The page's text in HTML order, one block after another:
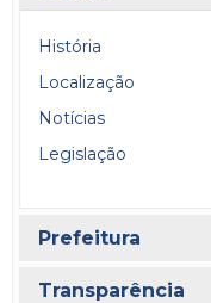
História
Localização
Notícias
Legislação
Prefeitura
Transparência